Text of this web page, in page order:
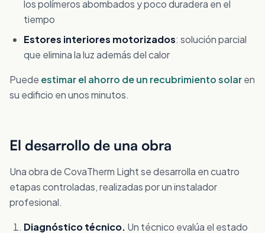
los polímeros abombados y poco duradera en el
tiempo
Estores interiores motorizados: solución parcial
que elimina la luz además del calor
Puede estimar el ahorro de un recubrimiento solaren
su edificio en unos minutos.
El desarrollo de una obra
Una obra de CovaTherm Light se desarrolla en cuatro
etapas controladas, realizadas por un instalador
profesional.
Diagnóstico técnico. Un técnico evalúa el estado